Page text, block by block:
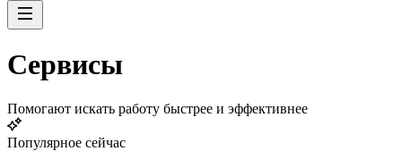
Сервисы
Помогают искать работу быстрее и эффективнее
Популярное сейчас